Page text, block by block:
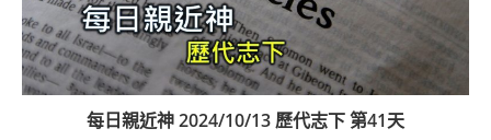
每日親近神 2024/10/13 歷代志下 第41天